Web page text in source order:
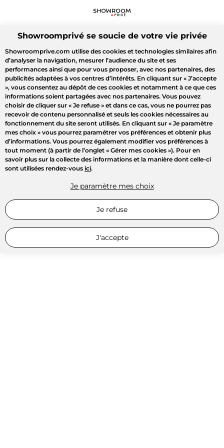
Showroomprivé se soucie de votre vie privée
Showroomprive.com utilise des cookies et technologies similaires afin
d’analyser la navigation, mesurer l’audience du site et ses
performances ainsi que pour vous proposer, avec nos partenaires, des
publicités adaptées à vos centres d’intérêts. En cliquant sur « J’accepte
», vous consentez au dépôt de ces cookies et notamment à ce que ces
informations soient partagées avec nos partenaires. Vous pouvez
choisir de cliquer sur « Je refuse » et dans ce cas, vous ne pourrez pas
recevoir de contenu personnalisé et seuls les cookies nécessaires au
fonctionnement du site seront utilisés. En cliquant sur « Je paramètre
mes choix » vous pourrez paramétrer vos préférences et obtenir plus
d’informations. Vous pourrez également modifier vos préférences à
tout moment (à partir de l’onglet « Gérer mes cookies »). Pour en
savoir plus sur la collecte des informations et la manière dont celle-ci
sont utilisées rendez-vous ici.
Je paramètre mes choix
Je refuse
J'accepte